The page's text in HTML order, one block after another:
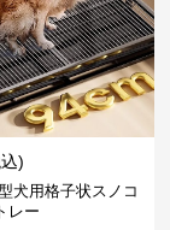
)
犬用格子状スノコ
レー